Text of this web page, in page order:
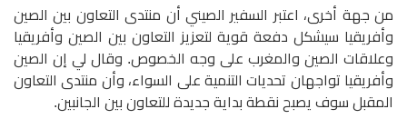
من جهة أخرى، اعتبر السفير الصيني أن منتدى التعاون بين الصين
وأفريقيا سيشكل دفعة قوية لتعزيز التعاون بين الصين وأفريقيا
وعلاقات الصين والمغرب على وجه الخصوص. وقال لي إن الصين
وأفريقيا تواجهان تحديات التنمية على السواء، وأن منتدى التعاون
المقبل سوف يصبح نقطة بداية جديدة للتعاون بين الجانبين.